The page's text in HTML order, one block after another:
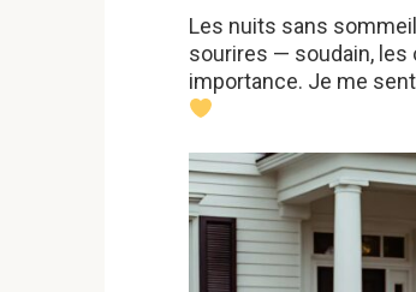
Les nuits sans
sourires — soudain, les
importance. Je me